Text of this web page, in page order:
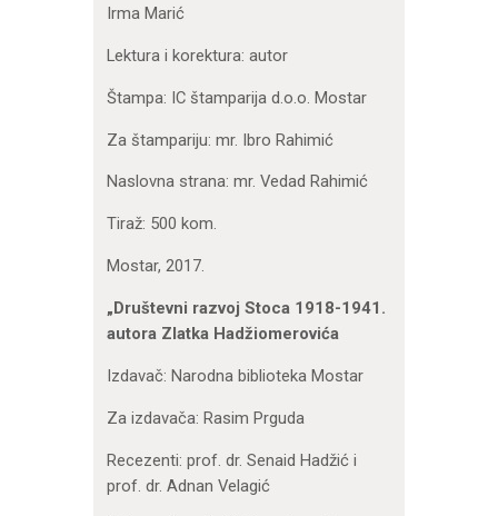
Irma Marić
Lektura i korektura: autor
Štampa: IC štamparija d.o.o. Mostar
Za štampariju: mr. Ibro Rahimić
Naslovna strana: mr. Vedad Rahimić
Tiraž: 500 kom.
Mostar, 2017.
„Društevni razvoj Stoca 1918-1941.
autora Zlatka Hadžiomerovića
Izdavač: Narodna biblioteka Mostar
Za izdavača: Rasim Prguda
Recezenti: prof. dr. Senaid Hadžić i
prof. dr. Adnan Velagić